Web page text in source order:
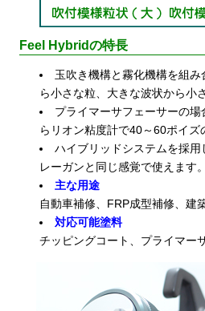
Feel Hybridの特長
玉吹き機構と霧化機構を組
ら小さな粒、大きな波状から小
プライマーサフェーサーの
らリオン粘度計で40～60ポイズ
ハイブリッドシステムを採
レーガンと同じ感覚で使えます
主な用途
自動車補修、FRP成型補修、建
対応可能塗料
チッピングコート、プライマー